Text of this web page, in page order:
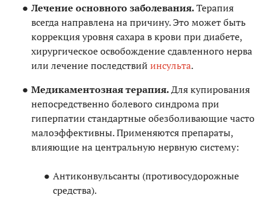
Лечение основного заболевания.Терапия
всегда направлена на причину. Это может быть
коррекция уровня сахара в крови при диабете,
хирургическое освобождение сдавленного нерва
или лечение последствий инсульта.
Медикаментозная терапия.Для купирования
непосредственно болевого синдрома при
гиперпатии стандартные обезболивающие часто
малоэффективны. Применяются препараты,
влияющие на центральную нервную систему:
Антиконвульсанты (противосудорожные
средства).